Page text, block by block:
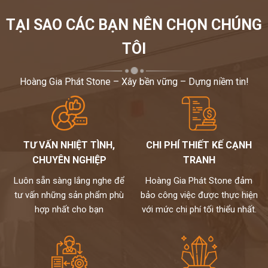
TẠI SAO CÁC BẠN NÊN CHỌN CHÚNG
TÔI
Hoàng Gia Phát Stone – Xây bền vững – Dựng niềm tin!
TƯ VẤN NHIỆT TÌNH,
CHUYÊN NGHIỆP
Luôn sẵn sàng lắng nghe để
tư vấn những sản phẩm phù
hợp nhất cho bạn
CHI PHÍ THIẾT KẾ CẠNH
TRANH
Hoàng Gia Phát Stone đảm
bảo công việc được thực hiện
với mức chi phí tối thiểu nhất.